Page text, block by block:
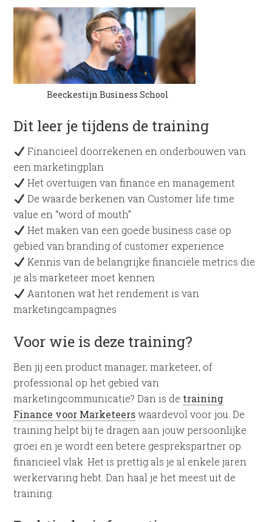
Beeckestijn Business School
Dit leer je tijdens de training
Financieel doorrekenen en onderbouwen van
een marketingplan
Het overtuigen van finance en management
De waarde berkenen van Customer life time
value en “word of mouth”
Het maken van een goede business case op
gebied van branding of customer experience
Kennis van de belangrijke financiële metrics die
je als marketeer moet kennen
Aantonen wat het rendement is van
marketingcampagnes
Voor wie is deze training?
Ben jij een product manager, marketeer, of
professional op het gebied van
marketingcommunicatie? Dan is de training
Finance voor Marketeerswaardevol voor jou. De
training helpt bij te dragen aan jouw persoonlijke
groei en je wordt een betere gesprekspartner op
financieel vlak. Het is prettig als je al enkele jaren
werkervaring hebt. Dan haal je het meest uit de
training.